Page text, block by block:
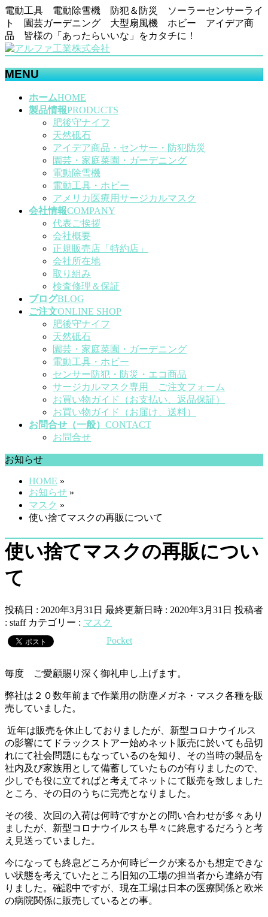
電動工具 電動除雪機 防犯＆防災 ソーラーセンサーライ
ト 園芸ガーデニング 大型扇風機 ホビー アイデア商
品 皆様の「あったらいいな」をカタチに！
MENU
ホームHOME
製品情報PRODUCTS
肥後守ナイフ
天然砥石
アイデア商品・センサー・防犯防災
園芸・家庭菜園・ガーデニング
電動除雪機
電動工具・ホビー
アメリカ医療用サージカルマスク
会社情報COMPANY
代表ご挨拶
会社概要
正規販売店「特約店」
会社所在地
取り組み
検査修理＆保証
ブログBLOG
ご注文ONLINE SHOP
肥後守ナイフ
天然砥石
園芸・家庭菜園・ガーデニング
電動工具・ホビー
センサー防犯・防災・エコ商品
サージカルマスク専用 ご注文フォーム
お買い物ガイド（お支払い、返品保証）
お買い物ガイド（お届け、送料）
お問合せ（一般） CONTACT
お問合せ
お知らせ
HOME »
お知らせ »
マスク »
使い捨てマスクの再販について
使い捨てマスクの再販につい
て
投稿日 : 2020年3月31日 最終更新日時 : 2020年3月31日 投稿者
: staff カテゴリー : マスク
Pocket
毎度 ご愛顧賜り深く御礼申し上げます。
弊社は２０数年前まで作業用の防塵メガネ・マスク各種を販
売していました。
近年は販売を休止しておりましたが、新型コロナウイルス
の影響にてドラックストアー始めネット販売に於いても品切
れにて社会問題にもなっているのを知り、その当時の製品を
社内及び家族用として備蓄していたものが有りましたので、
少しでも役に立てればと考えてネットにて販売を致しました
ところ、その日のうちに完売となりました。
その後、次回の入荷は何時ですかとの問い合わせが多々あり
ましたが、新型コロナウイルスも早々に終息するだろうと考
え見送っていました。
今になっても終息どころか何時ピークが来るかも想定できな
い状態を考えていたところ旧知の工場の担当者から連絡が有
りました。確認中ですが、現在工場は日本の医療関係と欧米
の病院関係に販売しているとの事。